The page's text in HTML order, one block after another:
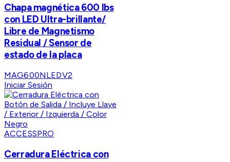
Chapa magnética 600 lbs
con LED Ultra-brillante/
Libre de Magnetismo
Residual / Sensor de
estado de la placa
MAG600NLEDV2
Iniciar Sesión
ACCESSPRO
Cerradura Eléctrica con